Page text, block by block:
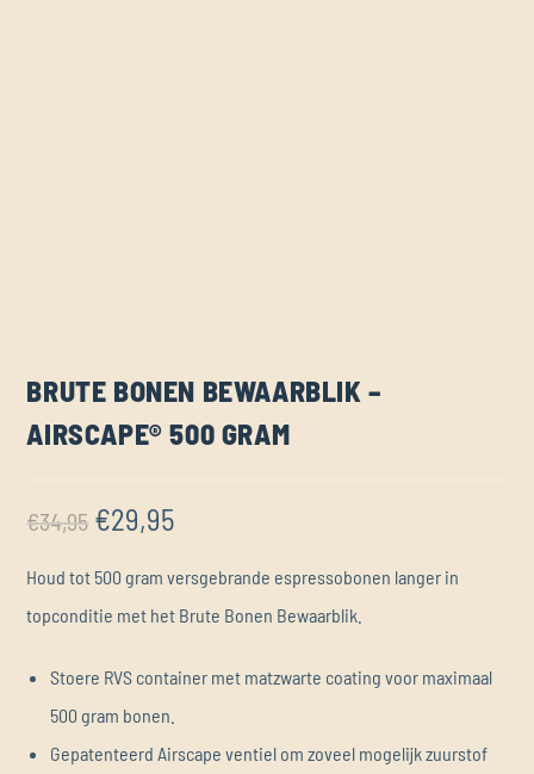
BRUTE BONEN BEWAARBLIK –
AIRSCAPE® 500 GRAM
€34,95 €29,95
Houd tot 500 gram versgebrande espressobonen langer in
topconditie met het Brute Bonen Bewaarblik.
Stoere RVS container met matzwarte coating voor maximaal
500 gram bonen.
Gepatenteerd Airscape ventiel om zoveel mogelijk zuurstof